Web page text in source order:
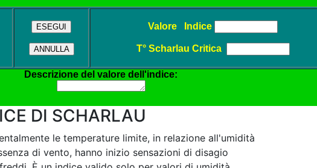
DI SCHARLAU
le temperature limite, in relazione all'umidità
di vento, hanno inizio sensazioni di disagio